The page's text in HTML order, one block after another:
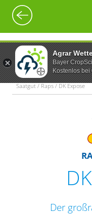
Agrar
Bayer
Kostenlos bei
Saatgut / Raps / DK Expose
Der